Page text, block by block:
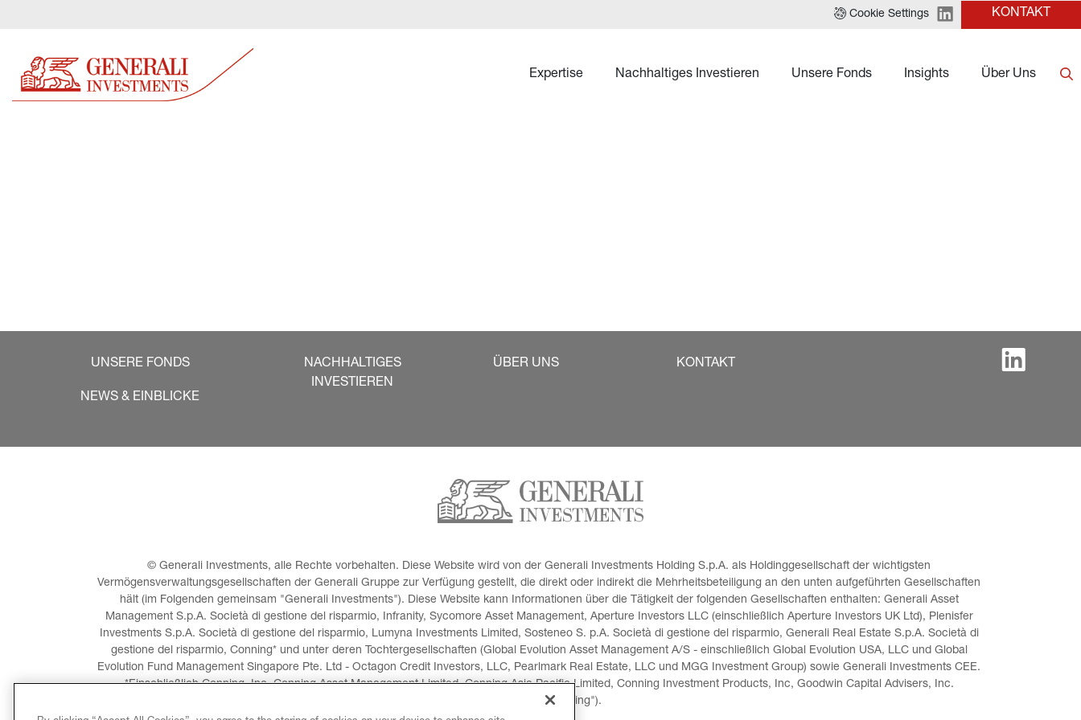
Cookie Settings KONTAKT
Expertise Nachhaltiges Investieren Unsere Fonds Insights Über Uns
UNSERE FONDS
NEWS & EINBLICKE
NACHHALTIGES
INVESTIEREN
ÜBER UNS KONTAKT
© Generali Investments, alle Rechte vorbehalten. Diese Website wird von der Generali Investments Holding S.p.A. als Holdinggesellschaft der wichtigsten
Vermögensverwaltungsgesellschaften der Generali Gruppe zur Verfügung gestellt, die direkt oder indirekt die Mehrheitsbeteiligung an den unten aufgeführten Gesellschaften
hält (im Folgenden gemeinsam "Generali Investments"). Diese Website kann Informationen über die Tätigkeit der folgenden Gesellschaften enthalten: Generali Asset
Management S.p.A. Società di gestione del risparmio, Infranity, Sycomore Asset Management, Aperture Investors LLC (einschließlich Aperture Investors UK Ltd), Plenisfer
Investments S.p.A. Società di gestione del risparmio, Lumyna Investments Limited, Sosteneo S. p.A. Società di gestione del risparmio, Generali Real Estate S.p.A. Società di
gestione del risparmio, Conning* und unter deren Tochtergesellschaften (Global Evolution Asset Management A/S - einschließlich Global Evolution USA, LLC und Global
Evolution Fund Management Singapore Pte. Ltd - Octagon Credit Investors, LLC, Pearlmark Real Estate, LLC und MGG Investment Group) sowie Generali Investments CEE.
*Einschließlich Conning, Inc, Conning Asset Management Limited, Conning Asia Pacific Limited, Conning Investment Products, Inc, Goodwin Capital Advisers, Inc.
(zusammen "Conning").